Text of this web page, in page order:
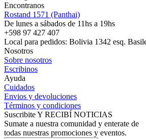
Encontranos
Rostand 1571 (Panthai)
De lunes a sábados de 11hs a 19hs
+598 97 427 407
Local para pedidos: Bolivia 1342 esq.
Nosotros
Sobre nosotros
Escribinos
Ayuda
Cuidados
Envios y devoluciones
Términos y condiciones
Suscribite Y RECIBÍ NOTICIAS
Sumate a nuestra comunidad y enterate de
todas nuestras promociones y eventos.